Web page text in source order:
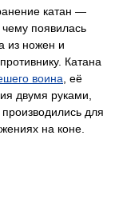
катан —
появилась
из ножен и
Катана
воина , её
двумя руками,
для
на коне.